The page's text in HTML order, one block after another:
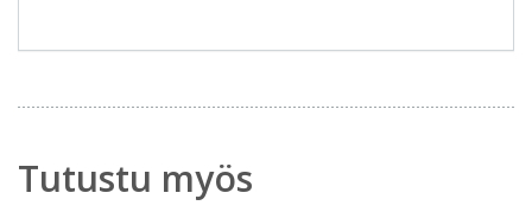
Tutustu myös